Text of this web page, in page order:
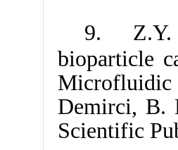
9. Z.Y.
bioparticle
Microfluidic
Demirci, B.
Scientific